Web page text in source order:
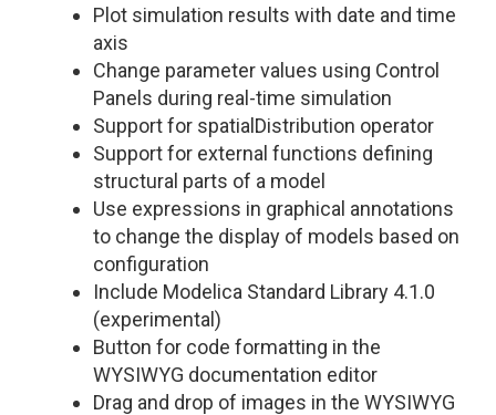
Plot simulation results with date and time
axis
Change parameter values using Control
Panels during real-time simulation
Support for spatialDistribution operator
Support for external functions defining
structural parts of a model
Use expressions in graphical annotations
to change the display of models based on
configuration
Include Modelica Standard Library 4.1.0
(experimental)
Button for code formatting in the
WYSIWYG documentation editor
Drag and drop of images in the WYSIWYG